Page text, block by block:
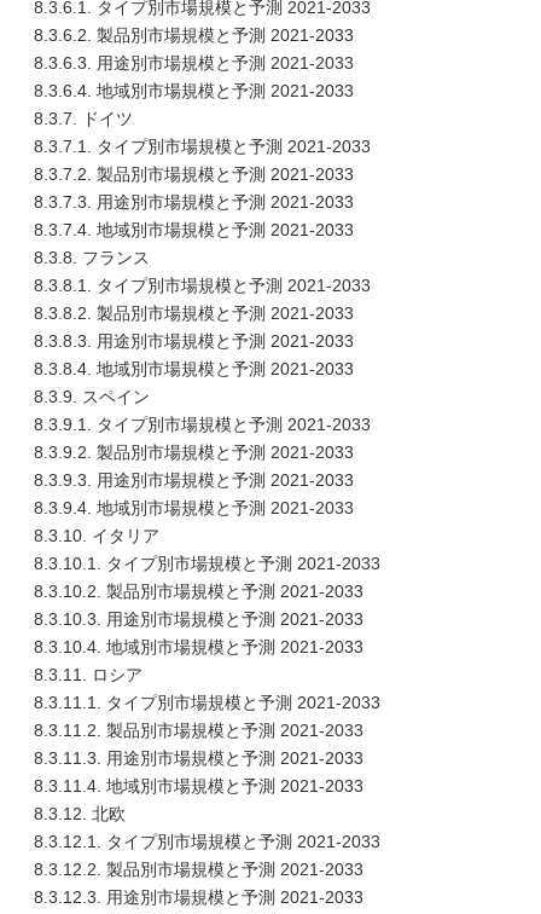
8.3.6.1. タイプ別市場規模と予測 2021-2033
8.3.6.2. 製品別市場規模と予測 2021-2033
8.3.6.3. 用途別市場規模と予測 2021-2033
8.3.6.4. 地域別市場規模と予測 2021-2033
8.3.7. ドイツ
8.3.7.1. タイプ別市場規模と予測 2021-2033
8.3.7.2. 製品別市場規模と予測 2021-2033
8.3.7.3. 用途別市場規模と予測 2021-2033
8.3.7.4. 地域別市場規模と予測 2021-2033
8.3.8. フランス
8.3.8.1. タイプ別市場規模と予測 2021-2033
8.3.8.2. 製品別市場規模と予測 2021-2033
8.3.8.3. 用途別市場規模と予測 2021-2033
8.3.8.4. 地域別市場規模と予測 2021-2033
8.3.9. スペイン
8.3.9.1. タイプ別市場規模と予測 2021-2033
8.3.9.2. 製品別市場規模と予測 2021-2033
8.3.9.3. 用途別市場規模と予測 2021-2033
8.3.9.4. 地域別市場規模と予測 2021-2033
8.3.10. イタリア
8.3.10.1. タイプ別市場規模と予測 2021-2033
8.3.10.2. 製品別市場規模と予測 2021-2033
8.3.10.3. 用途別市場規模と予測 2021-2033
8.3.10.4. 地域別市場規模と予測 2021-2033
8.3.11. ロシア
8.3.11.1. タイプ別市場規模と予測 2021-2033
8.3.11.2. 製品別市場規模と予測 2021-2033
8.3.11.3. 用途別市場規模と予測 2021-2033
8.3.11.4. 地域別市場規模と予測 2021-2033
8.3.12. 北欧
8.3.12.1. タイプ別市場規模と予測 2021-2033
8.3.12.2. 製品別市場規模と予測 2021-2033
8.3.12.3. 用途別市場規模と予測 2021-2033